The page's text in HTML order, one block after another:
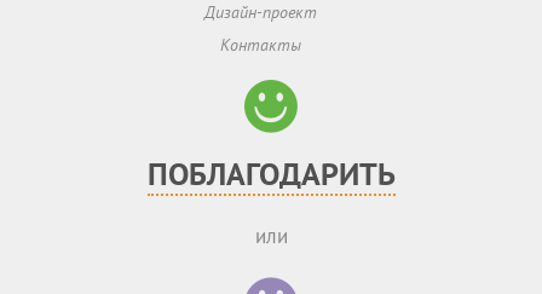
Дизайн-проект
Контакты
ПОБЛАГОДАРИТЬ
или